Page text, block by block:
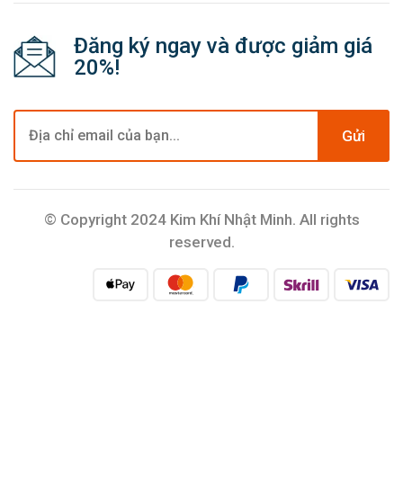
Đăng ký ngay và được giảm giá
20%!
Gửi
© Copyright 2024 Kim Khí Nhật Minh. All rights
reserved.